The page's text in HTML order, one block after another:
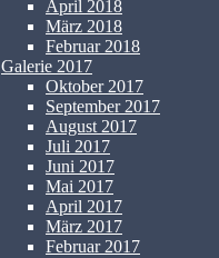
April 2018
März 2018
Februar 2018
Galerie 2017
Oktober 2017
September 2017
August 2017
Juli 2017
Juni 2017
Mai 2017
April 2017
März 2017
Februar 2017